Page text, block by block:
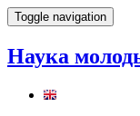
Toggle navigation
Наука